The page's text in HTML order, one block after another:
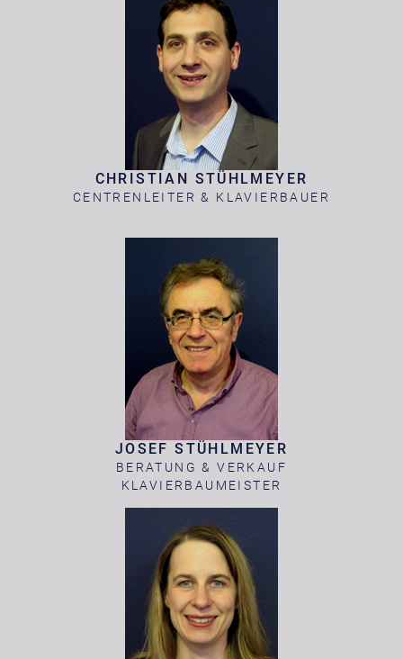
CHRISTIAN STÜHLMEYER
CENTRENLEITER & KLAVIERBAUER
JOSEF STÜHLMEYER
BERATUNG & VERKAUF
KLAVIERBAUMEISTER